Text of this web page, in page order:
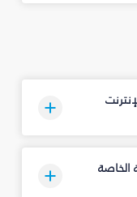
الخاصة